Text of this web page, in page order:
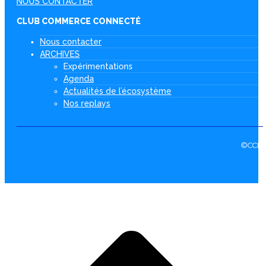
CLUB COMMERCE CONNECTÉ
Nous contacter
ARCHIVES
Expérimentations
Agenda
Actualités de l’écosystème
Nos replays
©CCI